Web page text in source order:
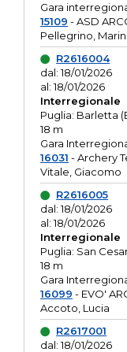
Gara
15109 - ASD
Pellegrino,
R2616004
dal: 18/01/2026
al: 18/01/2026
Interregionale
Puglia: Barletta
18 m
Gara
16031 - Archery
Vitale, Giacomo
R2616005
dal: 18/01/2026
al: 18/01/2026
Interregionale
Puglia: San
18 m
Gara
16099 - EVO'
Accoto, Lucia
R2617001
dal: 18/01/2026